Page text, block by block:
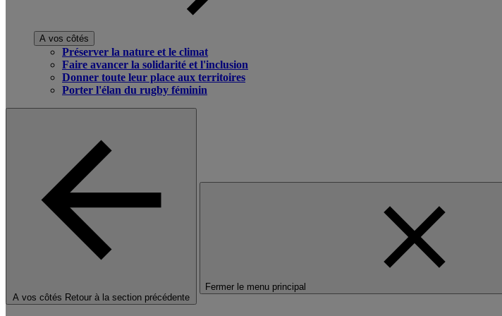
A vos côtés
Préserver la nature et le climat
Faire avancer la solidarité et l'inclusion
Donner toute leur place aux territoires
Porter l'élan du rugby féminin
A vos côtés Retour à la section précédente
Fermer le menu principal